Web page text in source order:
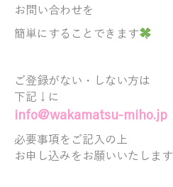
お問い合わせを
簡単にすることできます
ご登録がない・しない方は
下記↓に
info@wakamatsu-miho.jp
必要事項をご記入の上
お申し込みをお願いいたします